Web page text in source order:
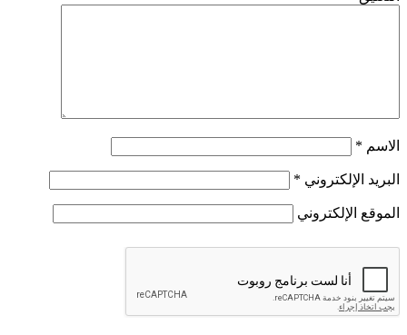
الاسم *
البريد الإلكتروني *
الموقع الإلكتروني